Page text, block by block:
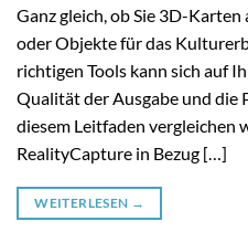
Ganz gleich, ob Sie 3D-
oder Objekte für das
richtigen Tools kann sich auf
Qualität der Ausgabe und die
diesem Leitfaden vergleichen
RealityCapture in Bezug […]
WEITERLESEN →